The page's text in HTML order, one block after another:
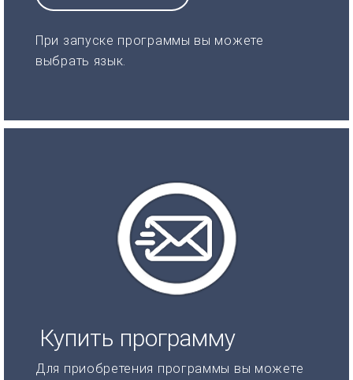
При запуске программы вы можете
выбрать язык.
Купить программу
Для приобретения программы вы можете